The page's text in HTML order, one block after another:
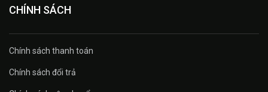
CHÍNH SÁCH
Chính sách thanh toán
Chính sách đổi trả